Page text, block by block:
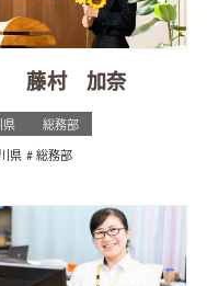
藤村 加奈
県 総務部
県 総務部